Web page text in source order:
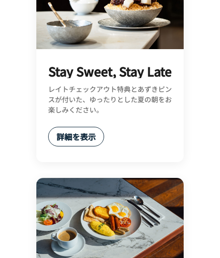
Stay Sweet, Stay Late
レイトチェックアウト特典とあずきピン
スが付いた、ゆったりとした夏の朝をお
楽しみください。
詳細を表示